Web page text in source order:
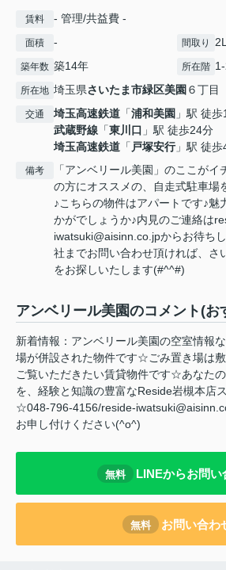
賃料 - 管理/共益費 -
面積 - 間取り
築年数 築14年 所在階
所在地 埼玉県さいたま市緑区美園 ６丁目
交通 埼玉高速鉄道 「浦和美園 」駅 徒
武蔵野線 「東川口 」駅 徒歩24分
埼玉高速鉄道 「 戸塚安行」駅 徒歩
備考
「アンベリール美園」のここがイ
の方にオススメの、自走式駐車場
♪こちらの物件はアパートです♪魅
かがでしょうか♪内見のご連絡は
iwatsuki@aisinn.co.jpからお待ち
社までお問い合わせ頂ければ、さ
をお探しいたします(#^^#)
アンベリール美園のコメント(お
新着情報：アンベリール美園の空室情報
場が併設された物件です☆ごみ置き場は
ご覧いただきたい賃貸物件です☆あなた
を、経験と知識の豊富なReside岩槻本店
☆048-796-4156/reside-
お申し付けください(^o^)
無料 LINEからお問い
無料 お問い合わ